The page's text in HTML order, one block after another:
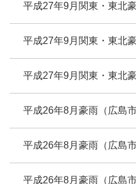
平成27年9月関東・東北
平成27年9月関東・東北
平成27年9月関東・東北
平成26年8月豪雨（広島
平成26年8月豪雨（広島
平成26年8月豪雨（広島